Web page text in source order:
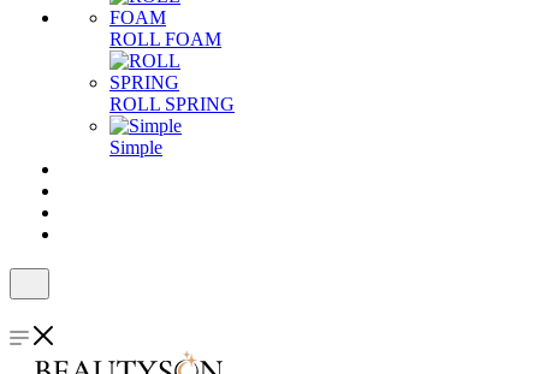
ROLL FOAM
ROLL SPRING
Simple